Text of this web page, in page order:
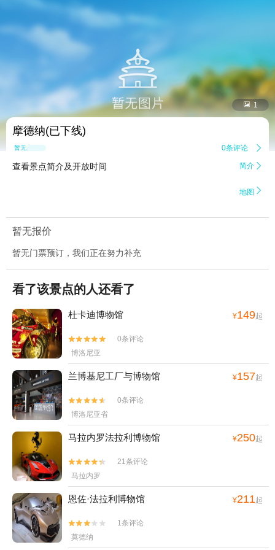
 1
摩德纳(已下线)
暂无点评 0条评论 
查看景点简介及开放时间 简介 
地图 
暂无报价
暂无门票预订，我们正在努力补充
看了该景点的人还看了
杜卡迪博物馆 ¥149起


0条评论
博洛尼亚
兰博基尼工厂与博物馆 ¥157起


0条评论
博洛尼亚省
马拉内罗法拉利博物馆 ¥250起


21条评论
马拉内罗
恩佐·法拉利博物馆 ¥211起


1条评论
莫德纳